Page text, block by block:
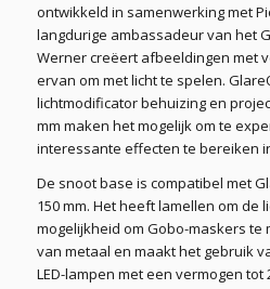
ontwikkeld in samenwerking met
langdurige ambassadeur van het
Werner creëert afbeeldingen met
ervan om met licht te spelen.
lichtmodificator behuizing en
mm maken het mogelijk om te
interessante effecten te bereiken
De snoot base is compatibel met
150 mm. Het heeft lamellen om de
mogelijkheid om Gobo-maskers te
van metaal en maakt het gebruik
LED-lampen met een vermogen tot